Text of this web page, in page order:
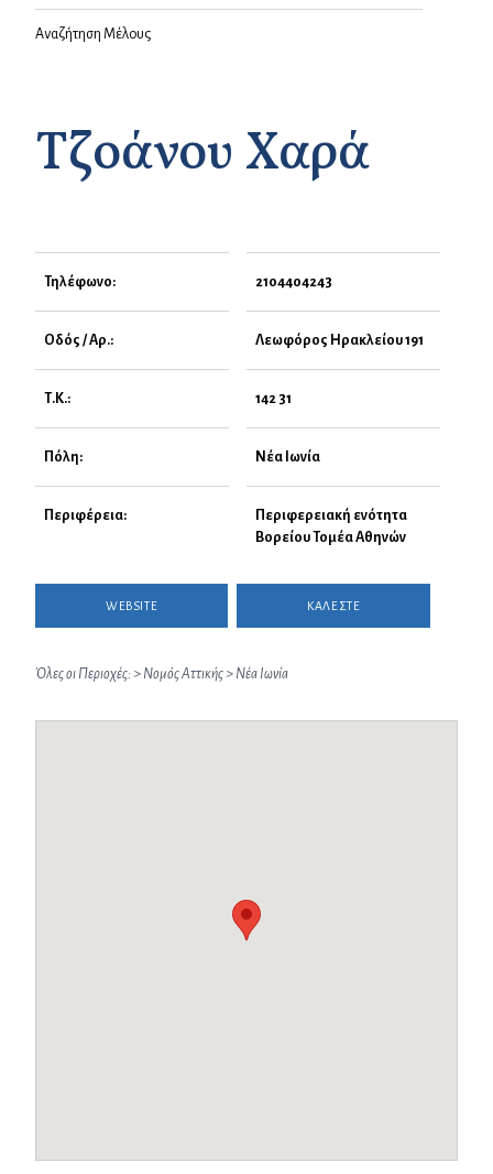
Αναζήτηση Μέλους
Τζοάνου Χαρά
Τηλέφωνο: 2104404243
Οδός / Αρ.: Λεωφόρος Ηρακλείου 191
Τ.Κ.: 142 31
Πόλη: Νέα Ιωνία
Περιφέρεια:
Περιφερειακή ενότητα
Βορείου Τομέα Αθηνών
WEBSITE ΚΑΛΕΣΤΕ
Όλες οι Περιοχές:> Νομός Αττικής> Νέα Ιωνία